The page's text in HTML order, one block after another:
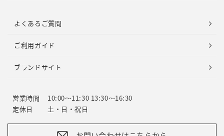
よくあるご質問
ご利用ガイド
ブランドサイト
営業時間
10:00～11:30 13:30～16:30
定休日
土・日・祝日